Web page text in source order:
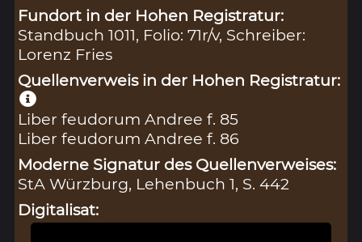
Fundort in der Hohen Registratur:
Standbuch 1011, Folio: 71r/v, Schreiber:
Lorenz Fries
Quellenverweis in der Hohen Registratur:
Liber feudorum Andree f. 85
Liber feudorum Andree f. 86
Moderne Signatur des Quellenverweises:
StA Würzburg, Lehenbuch 1, S. 442
Digitalisat: